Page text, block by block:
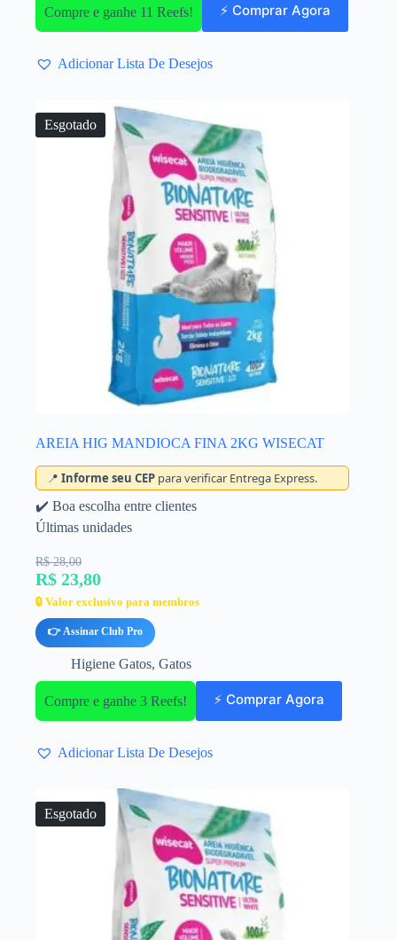
Compre e ganhe 11 Reefs! ⚡ Comprar Agora
Adicionar Lista De Desejos
Esgotado
AREIA HIG MANDIOCA FINA 2KG WISECAT
📍 Informe seu CEP para verificar Entrega Express.
✔️ Boa escolha entre clientes
Últimas unidades
R$ 28,00
R$ 23,80
🔒 Valor exclusivo para membros
👉 Assinar Club Pro
Higiene Gatos, Gatos
Compre e ganhe 3 Reefs! ⚡ Comprar Agora
Adicionar Lista De Desejos
Esgotado